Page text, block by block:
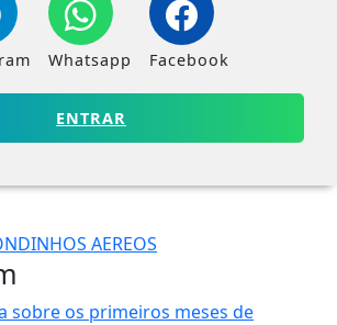
Whatsapp Facebook
ENTRAR